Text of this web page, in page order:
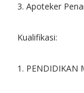
3. Apoteker
Kualifikasi:
1. PENDIDIKAN